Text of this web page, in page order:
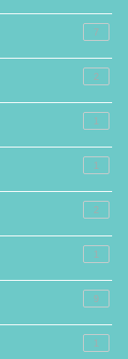
7
2
1
1
2
1
9
1